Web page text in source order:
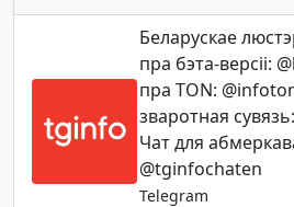
Беларускае
пра бэта-версіі:
пра TON:
зваротная
Чат для
@tginfochaten
Telegram